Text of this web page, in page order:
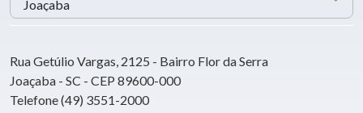
Rua Getúlio Vargas, 2125 - Bairro Flor da Serra
Joaçaba - SC - CEP 89600-000
Telefone (49) 3551-2000